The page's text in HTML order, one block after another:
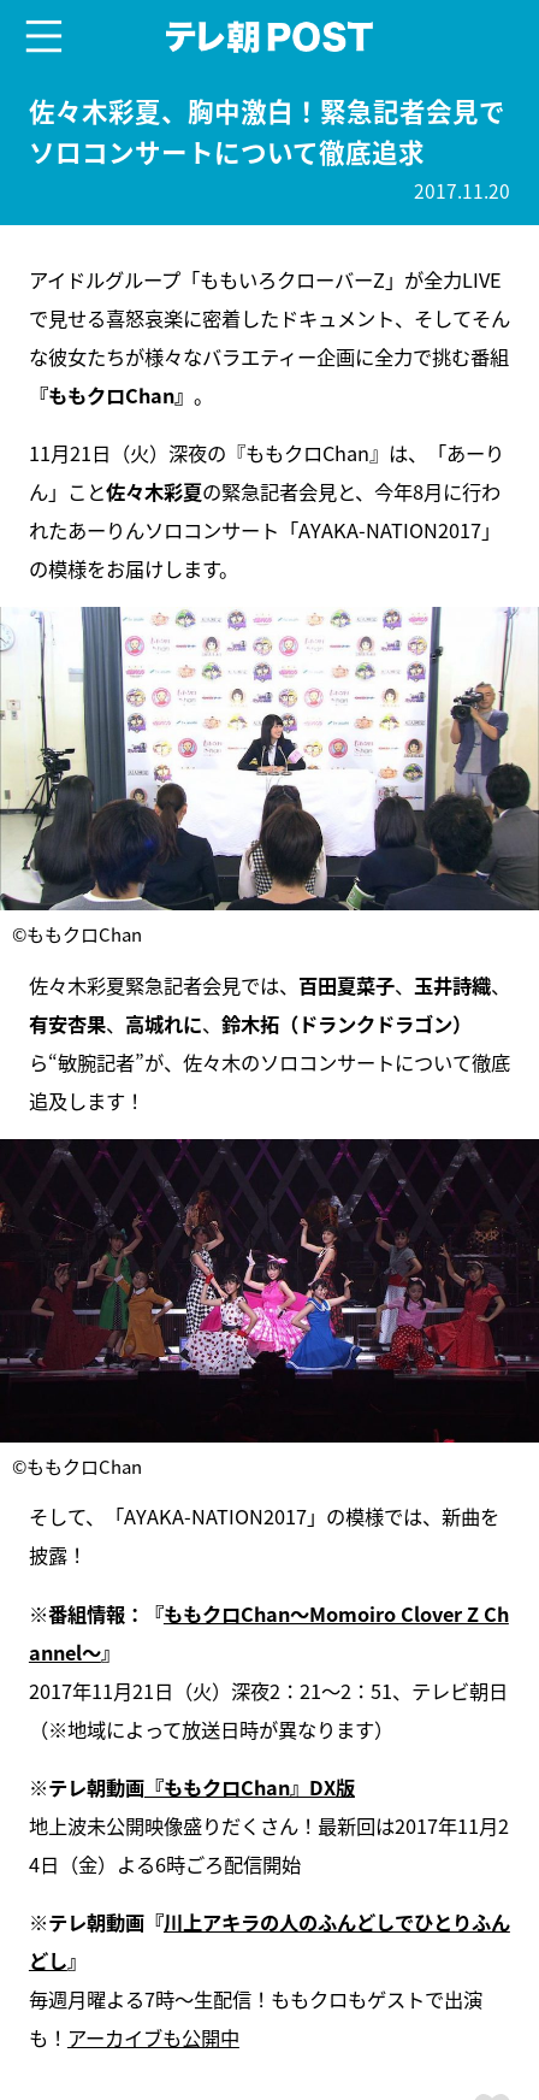
佐々木彩夏、胸中激白！緊急記者会見で
ソロコンサートについて徹底追求
2017.11.20
アイドルグループ「ももいろクローバーZ」が全力LIVE
で見せる喜怒哀楽に密着したドキュメント、そしてそん
な彼女たちが様々なバラエティー企画に全力で挑む番組
『ももクロChan』 。
11月21日（火）深夜の『ももクロChan』は、「あーり
ん」こと佐々木彩夏の緊急記者会見と、今年8月に行わ
れたあーりんソロコンサート「AYAKA-NATION2017」
の模様をお届けします。
©ももクロChan
佐々木彩夏緊急記者会見では、 百田夏菜子、 玉井詩織、
有安杏果、 高城れに、 鈴木拓（ドランクドラゴン）
ら“敏腕記者”が、佐々木のソロコンサートについて徹底
追及します！
©ももクロChan
そして、「AYAKA-NATION2017」の模様では、新曲を
披露！
※番組情報：『ももクロChan～Momoiro Clover Z Ch
annel～』
2017年11月21日（火）深夜2：21～2：51、テレビ朝日
（※地域によって放送日時が異なります）
※テレ朝動画『ももクロChan』DX版
地上波未公開映像盛りだくさん！最新回は2017年11月2
4日（金）よる6時ごろ配信開始
※テレ朝動画『川上アキラの人のふんどしでひとりふん
どし』
毎週月曜よる7時〜生配信！ももクロもゲストで出演
も！ アーカイブも公開中